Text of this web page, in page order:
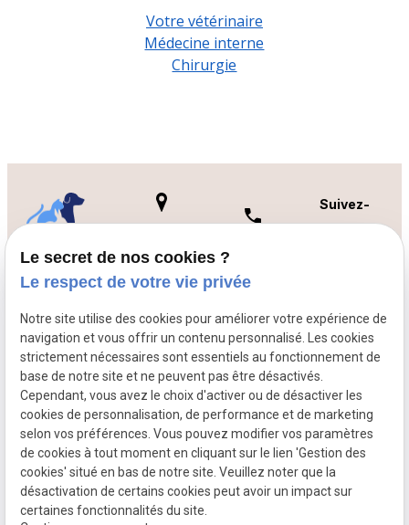
Votre vétérinaire
Médecine interne
Chirurgie
CABINET
DE L'YÈRES
2 bis rue de
l'hospice
76910 criel-
Standard
24h/24h
Suivez-
nous :
SIRET :88295925700016
Mentions
légales
Plan du site
Politique de
confidentialité
Gestion
des
Le secret de nos cookies ?
Le respect de votre vie privée
Notre site utilise des cookies pour améliorer votre expérience de
navigation et vous offrir un contenu personnalisé. Les cookies
strictement nécessaires sont essentiels au fonctionnement de
base de notre site et ne peuvent pas être désactivés.
Cependant, vous avez le choix d'activer ou de désactiver les
cookies de personnalisation, de performance et de marketing
selon vos préférences. Vous pouvez modifier vos paramètres
de cookies à tout moment en cliquant sur le lien 'Gestion des
cookies' situé en bas de notre site. Veuillez noter que la
désactivation de certains cookies peut avoir un impact sur
certaines fonctionnalités du site.